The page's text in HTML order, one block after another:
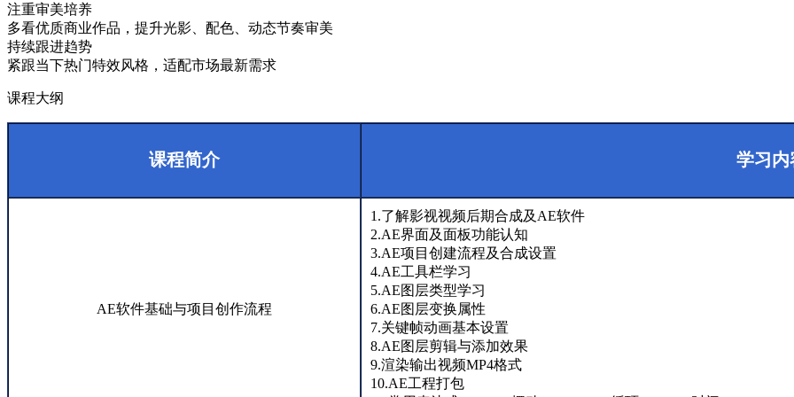
注重审美培养
多看优质商业作品，提升光影、配色、动态节奏审美
持续跟进趋势
紧跟当下热门特效风格，适配市场最新需求
课程大纲
课程简介 学习内
AE软件基础与项目创作流程
1.了解影视视频后期合成及AE软件
2.AE界面及面板功能认知
3.AE项目创建流程及合成设置
4.AE工具栏学习
5.AE图层类型学习
6.AE图层变换属性
7.关键帧动画基本设置
8.AE图层剪辑与添加效果
9.渲染输出视频MP4格式
10.AE工程打包